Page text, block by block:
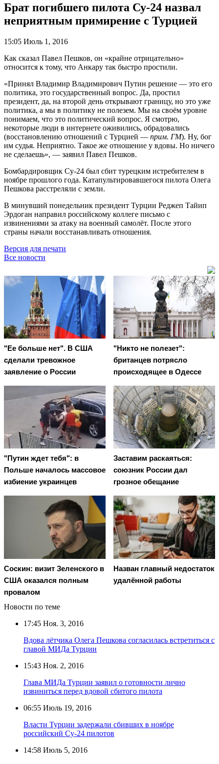
Брат погибшего пилота Су-24 назвал
неприятным примирение с Турцией
15:05 Июль 1, 2016
Как сказал Павел Пешков, он «крайне отрицательно»
относится к тому, что Анкару так быстро простили.
«Принял Владимир Владимирович Путин решение — это его
политика, это государственный вопрос. Да, простил
президент, да, на второй день открывают границу, но это уже
политика, а мы в политику не полезем. Мы на своём уровне
понимаем, что это политический вопрос. Я смотрю,
некоторые люди в интернете оживились, обрадовались
(восстановлению отношений с Турцией — прим. ГМ). Ну, бог
им судья. Неприятно. Такое же отношение у вдовы. Но ничего
не сделаешь», — заявил Павел Пешков.
Бомбардировщик Су-24 был сбит турецким истребителем в
ноябре прошлого года. Катапультировавшегося пилота Олега
Пешкова расстреляли с земли.
В минувший понедельник президент Турции Реджеп Тайип
Эрдоган направил российскому коллеге письмо с
извинениями за атаку на военный самолёт. После этого
страны начали восстанавливать отношения.
Версия для печати
Все новости
"Ее больше нет". В США
сделали тревожное
заявление о России
"Никто не полезет":
британцев потрясло
происходящее в Одессе
"Путин ждет тебя": в
Польше началось массовое
избиение украинцев
Заставим раскаяться:
союзник России дал
грозное обещание
Соскин: визит Зеленского в
США оказался полным
провалом
Назван главный недостаток
удалённой работы
Новости по теме
17:45 Ноя. 3, 2016
Вдова лётчика Олега Пешкова согласилась встретиться с
главой МИДа Турции
15:43 Ноя. 2, 2016
Глава МИДа Турции заявил о готовности лично
извиниться перед вдовой сбитого пилота
06:55 Июль 19, 2016
Власти Турции задержали сбивших в ноябре
российский Су-24 пилотов
14:58 Июль 5, 2016